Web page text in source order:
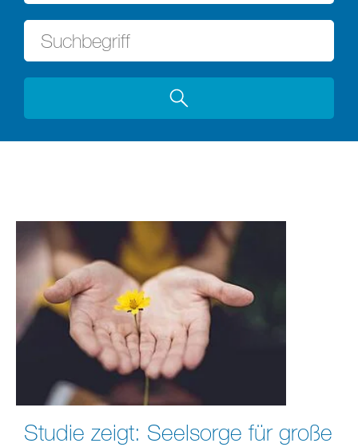
Studie zeigt: Seelsorge für große